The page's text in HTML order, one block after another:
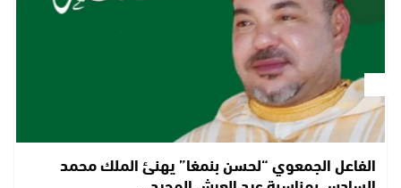
الفاعل الجمعوي “لحسن بنمغا” يهنئ الملك محمد